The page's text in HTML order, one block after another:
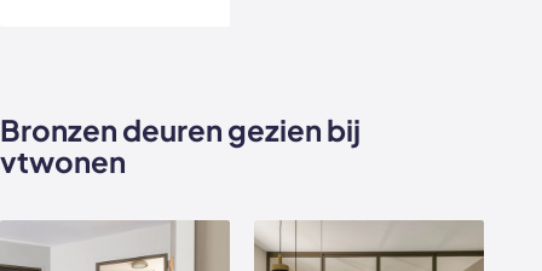
Bronzen deuren gezien bij
vtwonen